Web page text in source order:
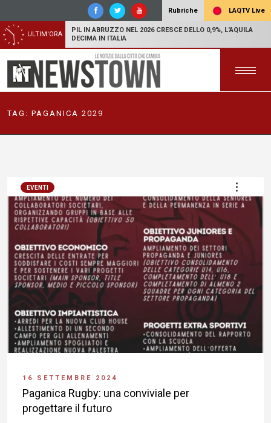
Rubriche LAQTV Live
ULTIM'ORA
PIL IN ABRUZZO NEL 2026 CRESCE DELLO 0,9%, L'AQUILA
DECIMA IN ITALIA
TAG: PAGANICA 2029
EVENTI
16 SETTEMBRE 2024
Paganica Rugby: una conviviale per
progettare il futuro